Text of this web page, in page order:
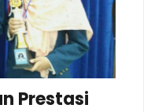
Prestasi